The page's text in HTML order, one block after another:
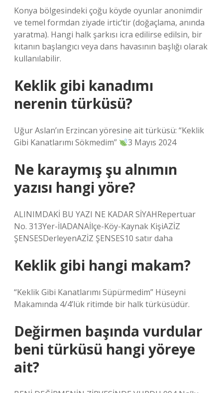
Konya bölgesindeki çoğu köyde oyunlar anonimdir
ve temel formdan ziyade irtic’tir (doğaçlama, anında
yaratma). Hangi halk şarkısı icra edilirse edilsin, bir
kıtanın başlangıcı veya dans havasının başlığı olarak
kullanılabilir.
Keklik gibi kanadımı
nerenin türküsü?
Uğur Aslan’ın Erzincan yöresine ait türküsü: “Keklik
Gibi Kanatlarımı Sökmedim”
3 Mayıs 2024
Ne karaymış şu alnımın
yazısı hangi yöre?
ALINIMDAKİ BU YAZI NE KADAR SİYAHRepertuar
No. 313Yer-İlADANAİlçe-Köy-Kaynak KişiAZİZ
ŞENSESDerleyenAZİZ ŞENSES10 satır daha
Keklik gibi hangi makam?
“Keklik Gibi Kanatlarımı Süpürmedim” Hüseyni
Makamında 4/4’lük ritimde bir halk türküsüdür.
Değirmen başında vurdular
beni türküsü hangi yöreye
ait?